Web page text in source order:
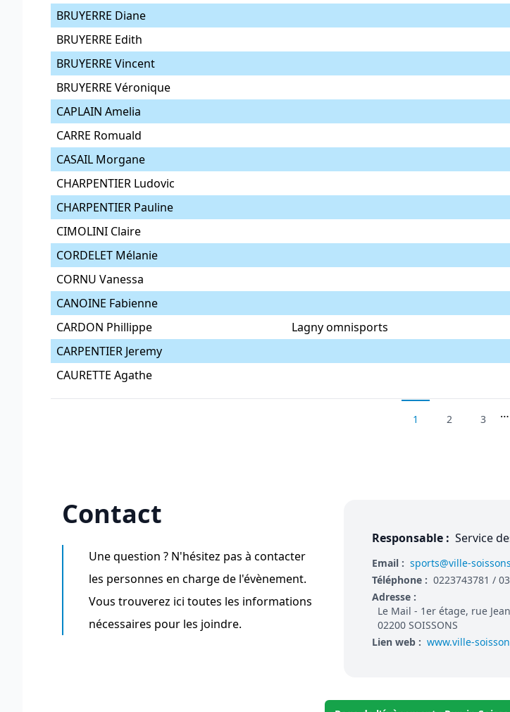
BRUYERRE Diane
BRUYERRE Edith
BRUYERRE Vincent
BRUYERRE Véronique
CAPLAIN Amelia
CARRE Romuald
CASAIL Morgane
CHARPENTIER Ludovic
CHARPENTIER Pauline
CIMOLINI Claire
CORDELET Mélanie
CORNU Vanessa
CANOINE Fabienne
CARDON Phillippe
Lagny omnisports
CARPENTIER Jeremy
CAURETTE Agathe
1 2 3 …
Contact
Une question ? N'hésitez pas à contacter
les personnes en charge de l'évènement.
Vous trouverez ici toutes les informations
nécessaires pour les joindre.
Responsable : Service
Email : sports@ville-
Téléphone : 0223743781 /
Adresse :
Le Mail - 1er étage, rue
02200 SOISSONS
Lien web : www.ville-